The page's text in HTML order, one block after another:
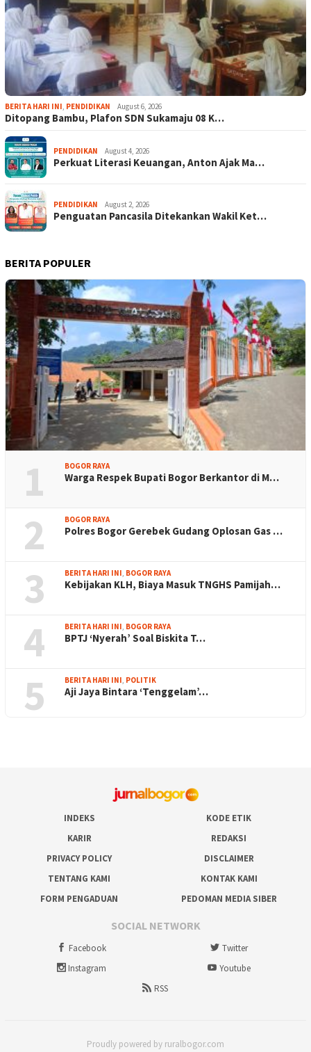
BERITA HARI INI, PENDIDIKAN August 6, 2026
Ditopang Bambu, Plafon SDN Sukamaju 08 K…
PENDIDIKAN August 4, 2026
Perkuat Literasi Keuangan, Anton Ajak Ma…
PENDIDIKAN August 2, 2026
Penguatan Pancasila Ditekankan Wakil Ket…
BERITA POPULER
1 BOGOR RAYA
Warga Respek Bupati Bogor Berkantor di M…
2 BOGOR RAYA
Polres Bogor Gerebek Gudang Oplosan Gas …
3 BERITA HARI INI, BOGOR RAYA
Kebijakan KLH, Biaya Masuk TNGHS Pamijah…
4 BERITA HARI INI, BOGOR RAYA
BPTJ ‘Nyerah’ Soal Biskita T…
5 BERITA HARI INI, POLITIK
Aji Jaya Bintara ‘Tenggelam’…
INDEKS
KODE ETIK
KARIR
REDAKSI
PRIVACY POLICY
DISCLAIMER
TENTANG KAMI
KONTAK KAMI
FORM PENGADUAN
PEDOMAN MEDIA SIBER
SOCIAL NETWORK
Facebook
Twitter
Instagram
Youtube
RSS
Proudly powered by ruralbogor.com